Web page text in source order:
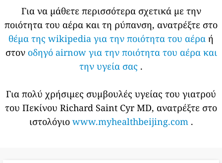
Για να μάθετε περισσότερα σχετικά με την
ποιότητα του αέρα και τη ρύπανση, ανατρέξτε στο
θέμα της wikipedia για την ποιότητα του αέρα ή
στον οδηγό airnow για την ποιότητα του αέρα και
την υγεία σας .
Για πολύ χρήσιμες συμβουλές υγείας του γιατρού
του Πεκίνου Richard Saint Cyr MD, ανατρέξτε στο
ιστολόγιο www.myhealthbeijing.com.